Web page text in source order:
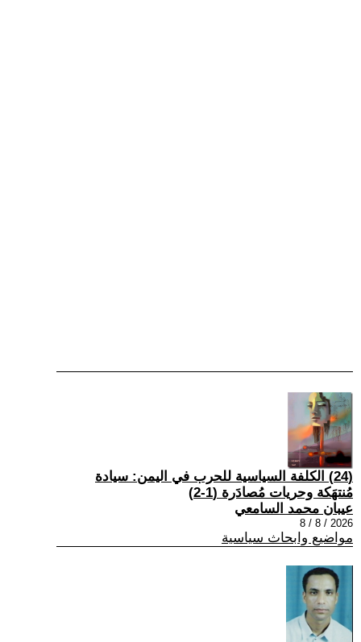
(24) الكلفة السياسية للحرب في اليمن: سيادة
مُنتهَكة وحريات مُصادَرة (1-2)
عيبان محمد السامعي
2026 / 8 / 8
مواضيع وابحاث سياسية